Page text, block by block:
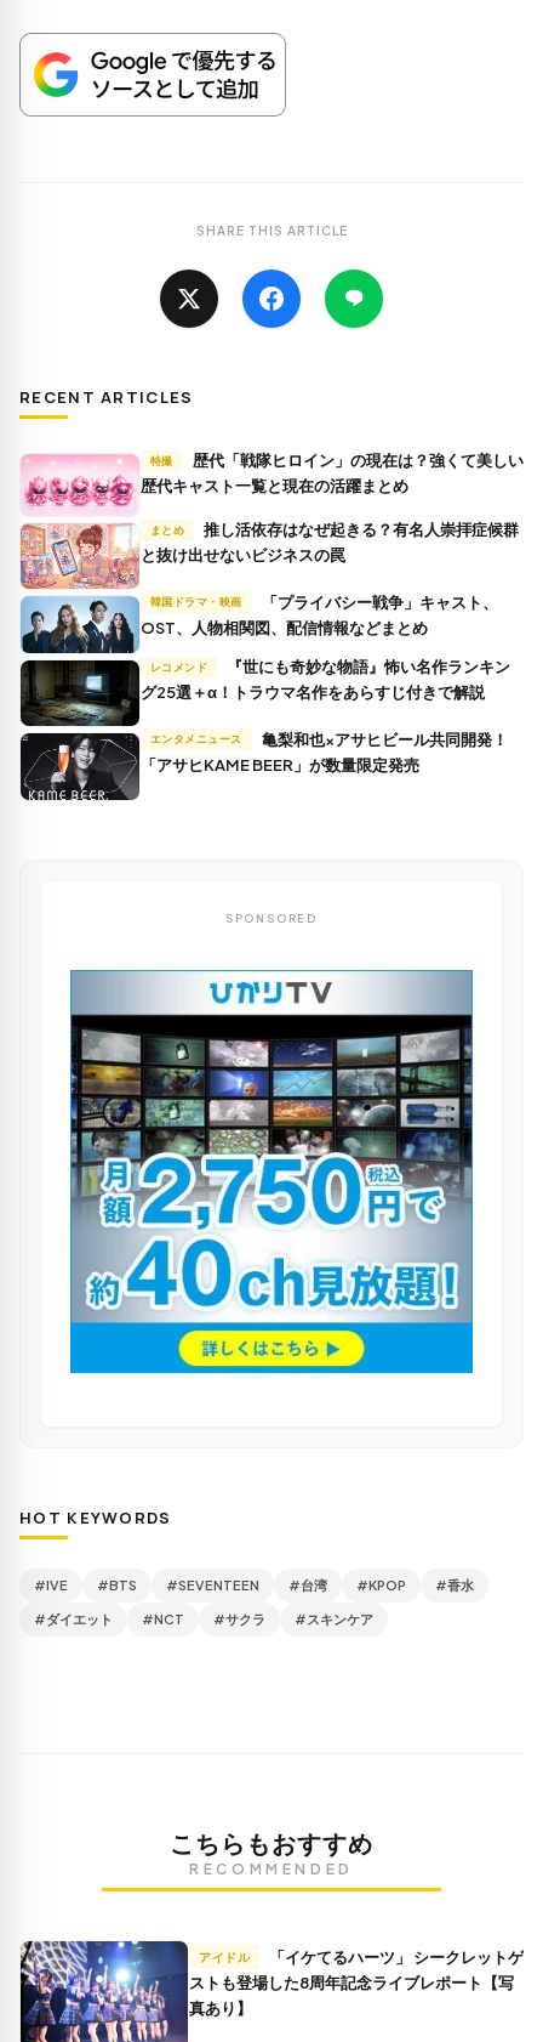
SHARE THIS ARTICLE
RECENT ARTICLES
特撮
歴代キャスト一覧と現在の活躍まとめ
まとめ
推し活依存はなぜ起きる？有名人崇拝症候群
と抜け出せないビジネスの罠
韓国ドラマ・映画
OST、人物相関図、配信情報などまとめ
レコメンド
グ25選＋α！トラウマ名作をあらすじ付きで解説
エンタメニュース
「アサヒKAME BEER」が数量限定発売
SPONSORED
HOT KEYWORDS
#IVE #BTS #SEVENTEEN #台湾 #KPOP #香水
#ダイエット #NCT #サクラ #スキンケア
こちらもおすすめ
RECOMMENDED
アイドル
ストも登場した8周年記念ライブレポート【写
真あり】